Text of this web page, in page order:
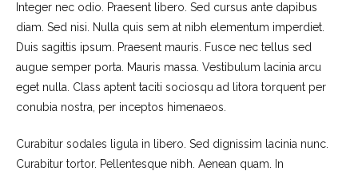
Integer nec odio. Praesent libero. Sed cursus ante dapibus
diam. Sed nisi. Nulla quis sem at nibh elementum imperdiet.
Duis sagittis ipsum. Praesent mauris. Fusce nec tellus sed
augue semper porta. Mauris massa. Vestibulum lacinia arcu
eget nulla. Class aptent taciti sociosqu ad litora torquent per
conubia nostra, per inceptos himenaeos.
Curabitur sodales ligula in libero. Sed dignissim lacinia nunc.
Curabitur tortor. Pellentesque nibh. Aenean quam. In